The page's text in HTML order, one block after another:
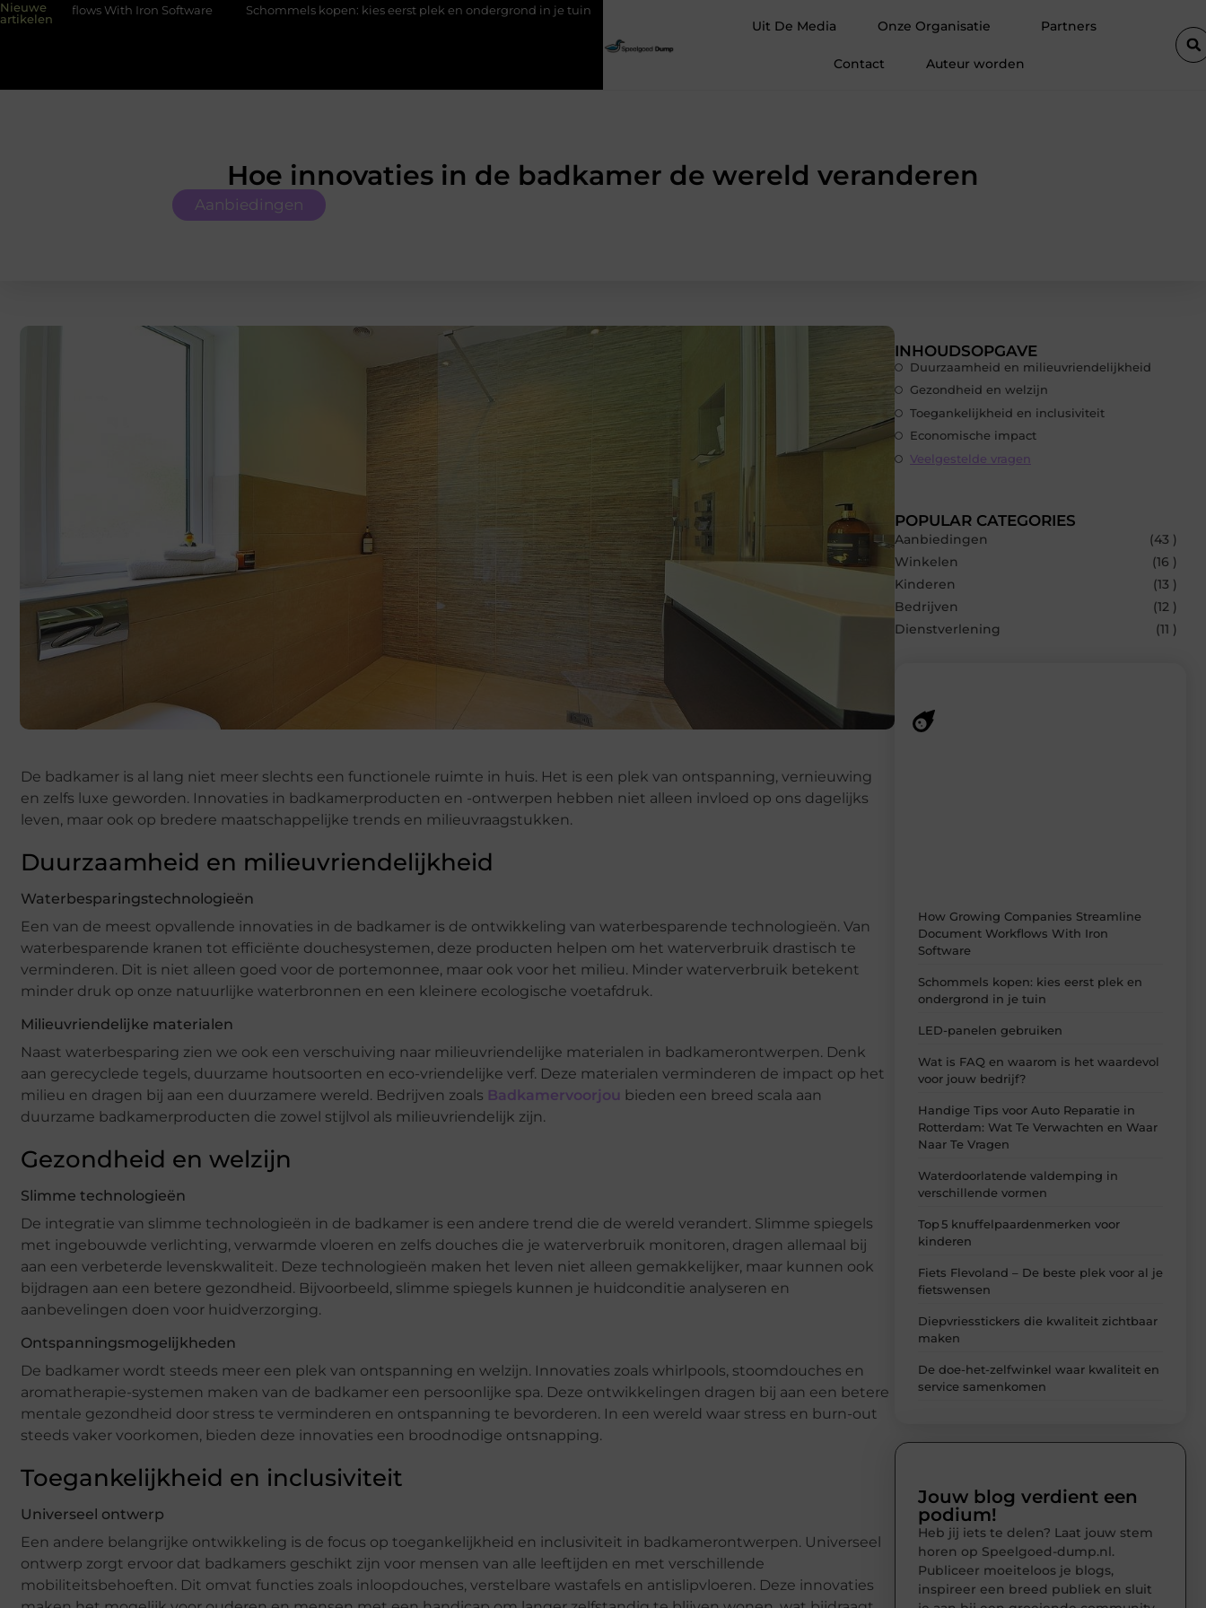
Nieuwe
artikelen
Iron Software Schommels kopen: kies eerst plek en ondergrond in je tuin LED-panelen gebruiken
Uit De Media Onze Organisatie Partners
Contact Auteur worden
Hoe innovaties in de badkamer de wereld veranderen
Aanbiedingen
De badkamer is al lang niet meer slechts een functionele ruimte in huis. Het is een plek van ontspanning, vernieuwing
en zelfs luxe geworden. Innovaties in badkamerproducten en -ontwerpen hebben niet alleen invloed op ons dagelijks
leven, maar ook op bredere maatschappelijke trends en milieuvraagstukken.
Duurzaamheid en milieuvriendelijkheid
Waterbesparingstechnologieën
Een van de meest opvallende innovaties in de badkamer is de ontwikkeling van waterbesparende technologieën. Van
waterbesparende kranen tot efficiënte douchesystemen, deze producten helpen om het waterverbruik drastisch te
verminderen. Dit is niet alleen goed voor de portemonnee, maar ook voor het milieu. Minder waterverbruik betekent
minder druk op onze natuurlijke waterbronnen en een kleinere ecologische voetafdruk.
Milieuvriendelijke materialen
Naast waterbesparing zien we ook een verschuiving naar milieuvriendelijke materialen in badkamerontwerpen. Denk
aan gerecyclede tegels, duurzame houtsoorten en eco-vriendelijke verf. Deze materialen verminderen de impact op het
milieu en dragen bij aan een duurzamere wereld. Bedrijven zoals Badkamervoorjou bieden een breed scala aan
duurzame badkamerproducten die zowel stijlvol als milieuvriendelijk zijn.
Gezondheid en welzijn
Slimme technologieën
De integratie van slimme technologieën in de badkamer is een andere trend die de wereld verandert. Slimme spiegels
met ingebouwde verlichting, verwarmde vloeren en zelfs douches die je waterverbruik monitoren, dragen allemaal bij
aan een verbeterde levenskwaliteit. Deze technologieën maken het leven niet alleen gemakkelijker, maar kunnen ook
bijdragen aan een betere gezondheid. Bijvoorbeeld, slimme spiegels kunnen je huidconditie analyseren en
aanbevelingen doen voor huidverzorging.
Ontspanningsmogelijkheden
De badkamer wordt steeds meer een plek van ontspanning en welzijn. Innovaties zoals whirlpools, stoomdouches en
aromatherapie-systemen maken van de badkamer een persoonlijke spa. Deze ontwikkelingen dragen bij aan een betere
mentale gezondheid door stress te verminderen en ontspanning te bevorderen. In een wereld waar stress en burn-out
steeds vaker voorkomen, bieden deze innovaties een broodnodige ontsnapping.
Toegankelijkheid en inclusiviteit
Universeel ontwerp
Een andere belangrijke ontwikkeling is de focus op toegankelijkheid en inclusiviteit in badkamerontwerpen. Universeel
ontwerp zorgt ervoor dat badkamers geschikt zijn voor mensen van alle leeftijden en met verschillende
mobiliteitsbehoeften. Dit omvat functies zoals inloopdouches, verstelbare wastafels en antislipvloeren. Deze innovaties
INHOUDSOPGAVE
Duurzaamheid en milieuvriendelijkheid
Gezondheid en welzijn
Toegankelijkheid en inclusiviteit
Economische impact
Veelgestelde vragen
POPULAR CATEGORIES
Aanbiedingen
(43 )
Winkelen
(16 )
Kinderen
(13 )
Bedrijven
(12 )
Dienstverlening
(11 )
How Growing Companies Streamline
Document Workflows With Iron
Software
Schommels kopen: kies eerst plek en
ondergrond in je tuin
LED-panelen gebruiken
Wat is FAQ en waarom is het waardevol
voor jouw bedrijf?
Handige Tips voor Auto Reparatie in
Rotterdam: Wat Te Verwachten en Waar
Naar Te Vragen
Waterdoorlatende valdemping in
verschillende vormen
Top 5 knuffelpaardenmerken voor
kinderen
Fiets Flevoland – De beste plek voor al je
fietswensen
Diepvriesstickers die kwaliteit zichtbaar
maken
De doe-het-zelfwinkel waar kwaliteit en
service samenkomen
Jouw blog verdient een
podium!
Heb jij iets te delen? Laat jouw stem
horen op Speelgoed-dump.nl.
Publiceer moeiteloos je blogs,
inspireer een breed publiek en sluit